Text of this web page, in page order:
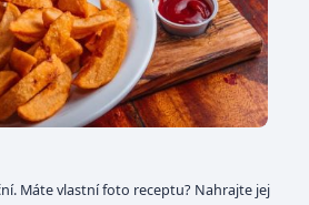
Máte vlastní foto receptu? Nahrajte jej